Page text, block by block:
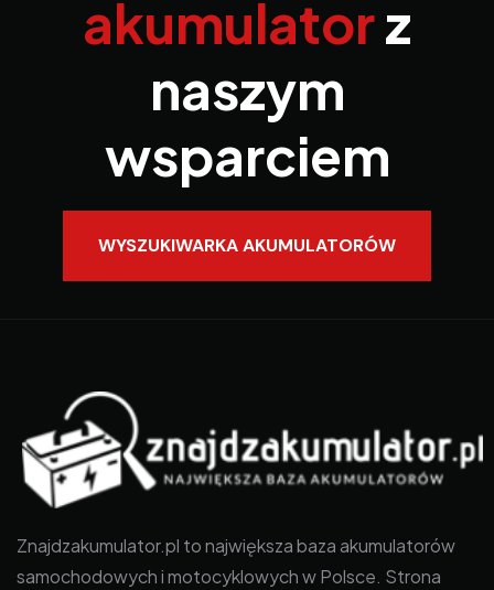
akumulatorz
naszym
wsparciem
WYSZUKIWARKA AKUMULATORÓW
Znajdzakumulator.pl to największa baza akumulatorów
samochodowych i motocyklowych w Polsce. Strona